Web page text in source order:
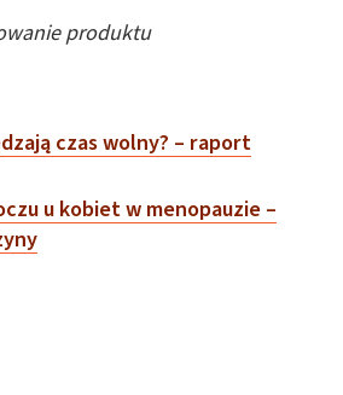
produktu
czas wolny? – raport
u kobiet w menopauzie –